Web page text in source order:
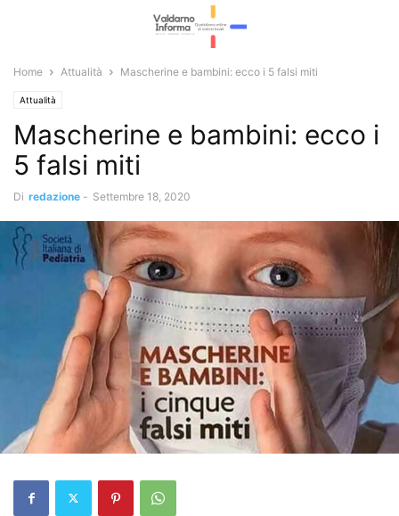
Home Attualità Mascherine e bambini: ecco i 5 falsi miti
Attualità
Mascherine e bambini: ecco i
5 falsi miti
Di redazione - Settembre 18, 2020